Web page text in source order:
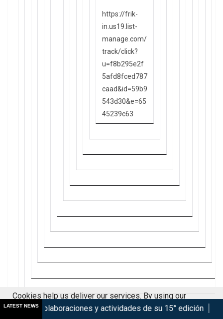
https://frik-
in.us19.list-
manage.com/
track/click?
u=f8b295e2f
5afd8fced787
caad&id=59b9
543d30&e=65
45239c63
LATEST NEWS
colaboraciones y actividades de su 15° edición
Cookies help us deliver our services. By using our
services, you agree to our use of cookies.
Got it